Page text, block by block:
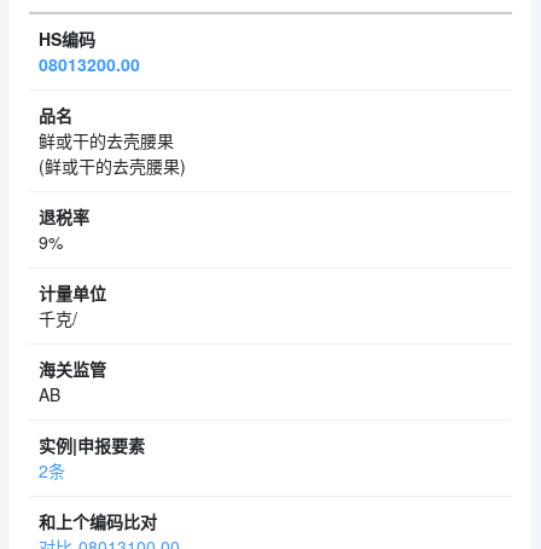
08013200.00
鲜或干的去壳腰果
(鲜或干的去壳腰果)
9%
千克/
AB
2条